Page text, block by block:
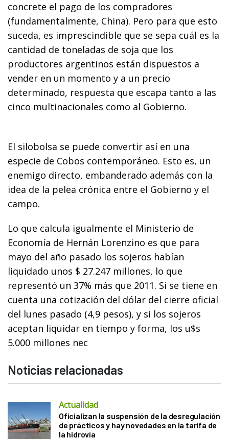
concrete el pago de los compradores
(fundamentalmente, China). Pero para que esto
suceda, es imprescindible que se sepa cuál es la
cantidad de toneladas de soja que los
productores argentinos están dispuestos a
vender en un momento y a un precio
determinado, respuesta que escapa tanto a las
cinco multinacionales como al Gobierno.
El silobolsa se puede convertir así en una
especie de Cobos contemporáneo. Esto es, un
enemigo directo, embanderado además con la
idea de la pelea crónica entre el Gobierno y el
campo.
Lo que calcula igualmente el Ministerio de
Economía de Hernán Lorenzino es que para
mayo del año pasado los sojeros habían
liquidado unos $ 27.247 millones, lo que
representó un 37% más que 2011. Si se tiene en
cuenta una cotización del dólar del cierre oficial
del lunes pasado (4,9 pesos), y si los sojeros
aceptan liquidar en tiempo y forma, los u$s
5.000 millones nec
Noticias relacionadas
Actualidad
Oficializan la suspensión de la desregulación
de prácticos y hay novedades en la tarifa de
la hidrovía